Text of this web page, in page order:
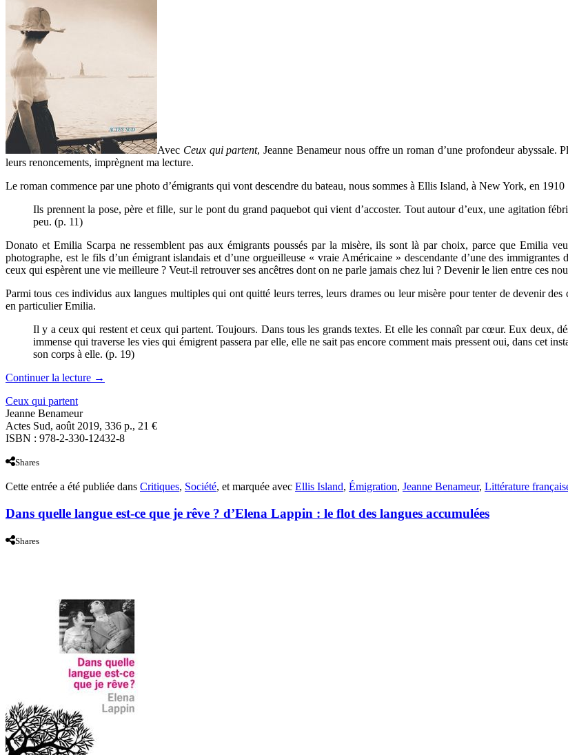
Avec Ceux qui partent, Jeanne Benameur nous offre un roman d’une profondeur
leurs renoncements, imprègnent ma lecture.
Le roman commence par une photo d’émigrants qui vont descendre du bateau, nous sommes à Ellis Island, à New York, en 1910
Ils prennent la pose, père et fille, sur le pont du grand paquebot qui vient d’accoster. Tout autour d’eux, une agitation
peu. (p. 11)
Donato et Emilia Scarpa ne ressemblent pas aux émigrants poussés par la misère, ils sont là par choix, parce que Emilia
photographe, est le fils d’un émigrant islandais et d’une orgueilleuse « vraie Américaine » descendante d’une des immigrantes
ceux qui espèrent une vie meilleure ? Veut-il retrouver ses ancêtres dont on ne parle jamais chez lui ? Devenir le lien entre ces
Parmi tous ces individus aux langues multiples qui ont quitté leurs terres, leurs drames ou leur misère pour tenter de devenir
en particulier Emilia.
Il y a ceux qui restent et ceux qui partent. Toujours. Dans tous les grands textes. Et elle les connaît par cœur. Eux deux,
immense qui traverse les vies qui émigrent passera par elle, elle ne sait pas encore comment mais pressent oui, dans cet
son corps à elle. (p. 19)
Continuer la lecture →
Ceux qui partent
Jeanne Benameur
Actes Sud, août 2019, 336 p., 21 €
ISBN : 978-2-330-12432-8
Shares
Cette entrée a été publiée dans Critiques, Société, et marquée avec Ellis Island, Émigration, Jeanne Benameur, Littérature
Dans quelle langue est-ce que je rêve ? d’Elena Lappin : le flot des langues accumulées
Shares